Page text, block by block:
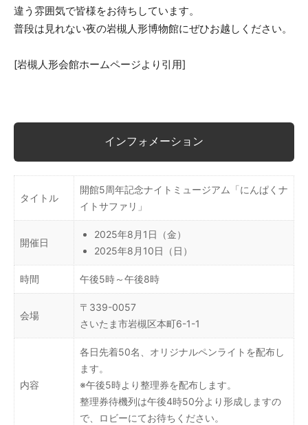
違う雰囲気で皆様をお待ちしています。
普段は見れない夜の岩槻人形博物館にぜひお越しください。
[岩槻人形会館ホームページより引用]
インフォメーション
タイトル
開館5周年記念ナイトミュージアム「にんぱくナ
イトサファリ」
開催日
2025年8月1日（金）
2025年8月10日（日）
時間 午後5時～午後8時
会場
〒339-0057
さいたま市岩槻区本町6-1-1
内容
各日先着50名、オリジナルペンライトを配布し
ます。
※午後5時より整理券を配布します。
整理券待機列は午後4時50分より形成しますの
で、ロビーにてお待ちください。